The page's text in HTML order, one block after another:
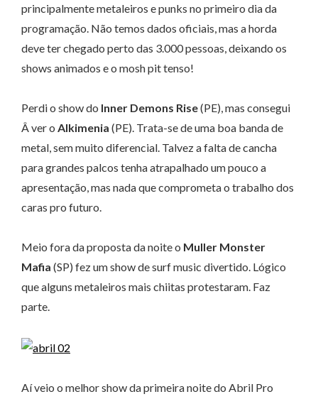
principalmente metaleiros e punks no primeiro dia da
programação. Não temos dados oficiais, mas a horda
deve ter chegado perto das 3.000 pessoas, deixando os
shows animados e o mosh pit tenso!
Perdi o show do Inner Demons Rise(PE), mas consegui
Â ver o Alkimenia (PE). Trata-se de uma boa banda de
metal, sem muito diferencial. Talvez a falta de cancha
para grandes palcos tenha atrapalhado um pouco a
apresentação, mas nada que comprometa o trabalho dos
caras pro futuro.
Meio fora da proposta da noite o Muller Monster
Mafia (SP) fez um show de surf music divertido. Lógico
que alguns metaleiros mais chiitas protestaram. Faz
parte.
Aí veio o melhor show da primeira noite do Abril Pro